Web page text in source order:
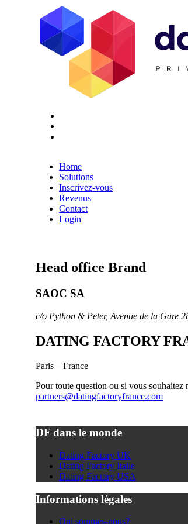
Home
Solutions
Inscrivez-vous
Revenus
Contact
Login
Head office Brand
SAOC SA
c/o Python & Peter, Avenue de la Gare
DATING FACTORY
Paris – France
Pour toute question ou si vous souhaitez
partners@datingfactoryfrance.com
DF dans le monde
Dating Factory UK
Dating Factory Italie
Dating Factory USA
Informations légales
Qui sommes-nous?